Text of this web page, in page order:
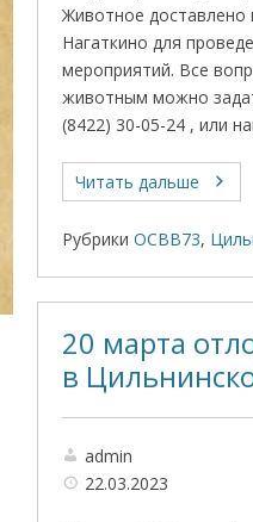
Животное
Нагаткино для
мероприятий. Все
животным можно
(8422) 30-05-24 , или
Читать дальше
Рубрики ОСВВ73,
20 марта
в
admin
22.03.2023